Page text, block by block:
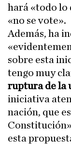
hará «todo lo
«no se vote».
Además, ha
sobre esta
tengo muy
ruptura de la
iniciativa
nación, que
esta